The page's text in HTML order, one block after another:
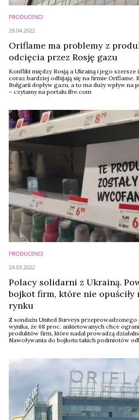
PRODUCENCI
Oriflame ma problemy z
odcięcia przez Rosję gazu
Konflikt między Rosją a Ukrainą i jego
coraz bardziej odbijają się na firmie Oriflame.
Bułgarii dopływ gazu, a to ma duży wpływ na
– czytamy na portalu ifre.com
29.04.2022
PRODUCENCI
Polacy solidarni z Ukrainą.
bojkot firm, które nie opuściły
rynku
Z sondażu United Surveys przeprowadzonego
wynika, że 68 proc. ankietowanych chce
produktów firm, które nadal prowadzą
Nawoływania do bojkotu takich podmiotów
24.03.2022